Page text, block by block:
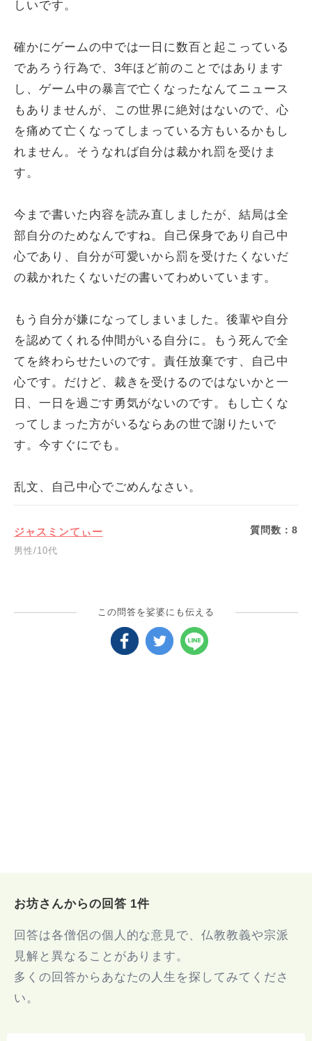
しいです。
確かにゲームの中では一日に数百と起こっている
であろう行為で、3年ほど前のことではあります
し、ゲーム中の暴言で亡くなったなんてニュース
もありませんが、この世界に絶対はないので、心
を痛めて亡くなってしまっている方もいるかもし
れません。そうなれば自分は裁かれ罰を受けま
す。
今まで書いた内容を読み直しましたが、結局は全
部自分のためなんですね。自己保身であり自己中
心であり、自分が可愛いから罰を受けたくないだ
の裁かれたくないだの書いてわめいています。
もう自分が嫌になってしまいました。後輩や自分
を認めてくれる仲間がいる自分に。もう死んで全
てを終わらせたいのです。責任放棄です、自己中
心です。だけど、裁きを受けるのではないかと一
日、一日を過ごす勇気がないのです。もし亡くな
ってしまった方がいるならあの世で謝りたいで
す。今すぐにでも。
乱文、自己中心でごめんなさい。
ジャスミンてぃー
男性/10代
質問数：8
この問答を娑婆にも伝える
お坊さんからの回答 1件
回答は各僧侶の個人的な意見で、仏教教義や宗派
見解と異なることがあります。
多くの回答からあなたの人生を探してみてくださ
い。